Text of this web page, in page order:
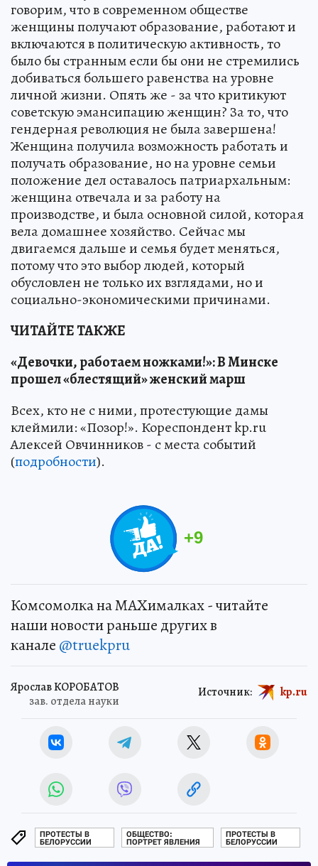
говорим, что в современном обществе
женщины получают образование, работают и
включаются в политическую активность, то
было бы странным если бы они не стремились
добиваться большего равенства на уровне
личной жизни. Опять же - за что критикуют
советскую эмансипацию женщин? За то, что
гендерная революция не была завершена!
Женщина получила возможность работать и
получать образование, но на уровне семьи
положение дел оставалось патриархальным:
женщина отвечала и за работу на
производстве, и была основной силой, которая
вела домашнее хозяйство. Сейчас мы
двигаемся дальше и семья будет меняться,
потому что это выбор людей, который
обусловлен не только их взглядами, но и
социально-экономическими причинами.
ЧИТАЙТЕ ТАКЖЕ
«Девочки, работаем ножками!»: В Минске
прошел «блестящий» женский марш
Всех, кто не с ними, протестующие дамы
клеймили: «Позор!». Кореспондент kp.ru
Алексей Овчинников - с места событий
(подробности).
+9
Комсомолка на MAXималках - читайте
наши новости раньше других в
канале @truekpru
Ярослав КОРОБАТОВ
зав. отдела науки
Источник: kp.ru
ПРОТЕСТЫ В
БЕЛОРУССИИ
ОБЩЕСТВО:
ПОРТРЕТ ЯВЛЕНИЯ
ПРОТЕСТЫ В
БЕЛОРУССИИ